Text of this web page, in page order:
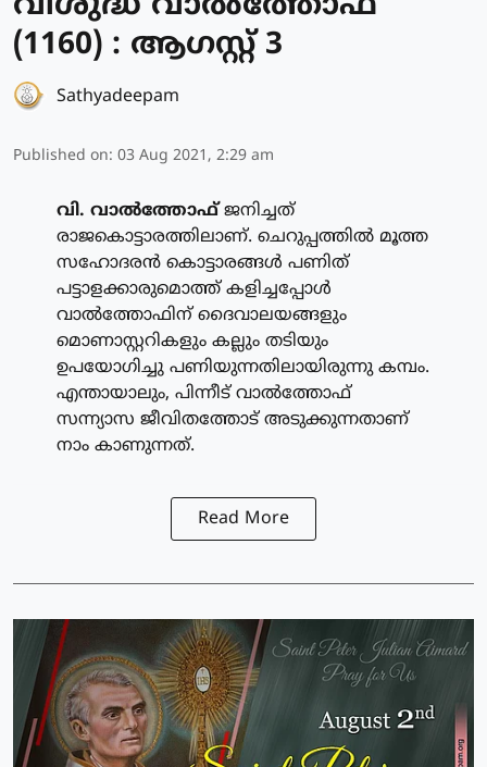
(1160) : ആഗസ്റ്റ് 3
Sathyadeepam
Published on: 03 Aug 2021, 2:29 am
വി. വാല്‍ത്തോഫ്ജനിച്ചത്
രാജകൊട്ടാരത്തിലാണ്. ചെറുപ്പത്തില്‍ മൂത്ത
സഹോദരന്‍ കൊട്ടാരങ്ങള്‍ പണിത്
പട്ടാളക്കാരുമൊത്ത് കളിച്ചപ്പോള്‍
വാല്‍ത്തോഫിന് ദൈവാലയങ്ങളും
മൊണാസ്റ്ററികളും കല്ലും തടിയും
ഉപയോഗിച്ചു പണിയുന്നതിലായിരുന്നു കമ്പം.
എന്തായാലും, പിന്നീട് വാല്‍ത്തോഫ്
സന്ന്യാസ ജീവിതത്തോട് അടുക്കുന്നതാണ്
നാം കാണുന്നത്.
Read More